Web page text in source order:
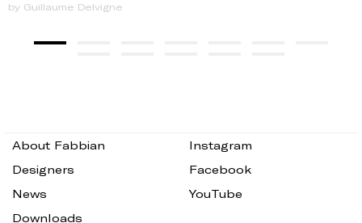
by Guillaume Delvigne
About Fabbian
Designers
News
Downloads
Instagram
Facebook
YouTube